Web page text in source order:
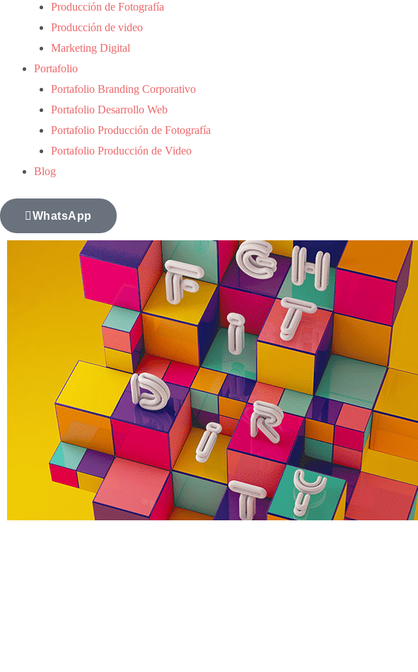
Producción de Fotografía
Producción de video
Marketing Digital
Portafolio
Portafolio Branding Corporativo
Portafolio Desarrollo Web
Portafolio Producción de Fotografía
Portafolio Producción de Video
Blog
WhatsApp